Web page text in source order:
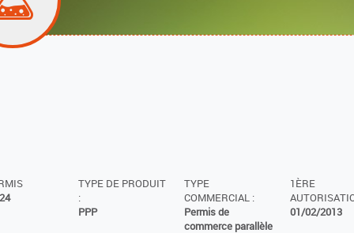
TYPE DE PRODUIT
:
PPP
TYPE
COMMERCIAL :
Permis de
commerce parallèle
1ÈRE
01/02/2013